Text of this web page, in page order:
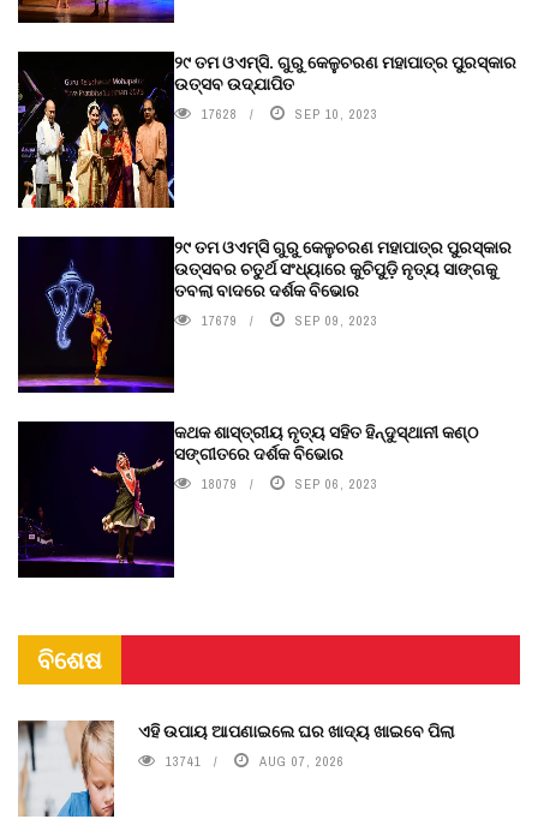
୨୯ ତମ ଓଏମ୍‌ସି. ଗୁରୁ କେଳୁଚରଣ ମହାପାତ୍ର ପୁରସ୍କାର
ଉତ୍ସବ ଉଦ୍‍ଯାପିତ
17628 SEP 10, 2023
୨୯ ତମ ଓଏମ୍‌ସି ଗୁରୁ କେଳୁଚରଣ ମହାପାତ୍ର ପୁରସ୍କାର
ଉତ୍ସବର ଚତୁର୍ଥ ସଂଧ୍ୟାରେ କୁଚିପୁଡ଼ି ନୃତ୍ୟ ସାଙ୍ଗକୁ
ତବଲା ବାଦରେ ଦର୍ଶକ ବିଭୋର
17679 SEP 09, 2023
କଥକ ଶାସ୍ତ୍ରୀୟ ନୃତ୍ୟ ସହିତ ହିନ୍ଦୁସ୍ଥାନୀ କଣ୍ଠ
ସଙ୍ଗୀତରେ ଦର୍ଶକ ବିଭୋର
18079 SEP 06, 2023
ବିଶେଷ
ଏହି ଉପାୟ ଆପଣାଇଲେ ଘର ଖାଦ୍ୟ ଖାଇବେ ପିଲା
13741 AUG 07, 2026